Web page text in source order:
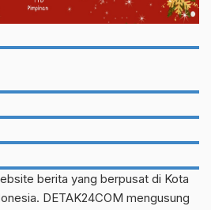
berita yang berpusat di Kota
DETAK24COM mengusung